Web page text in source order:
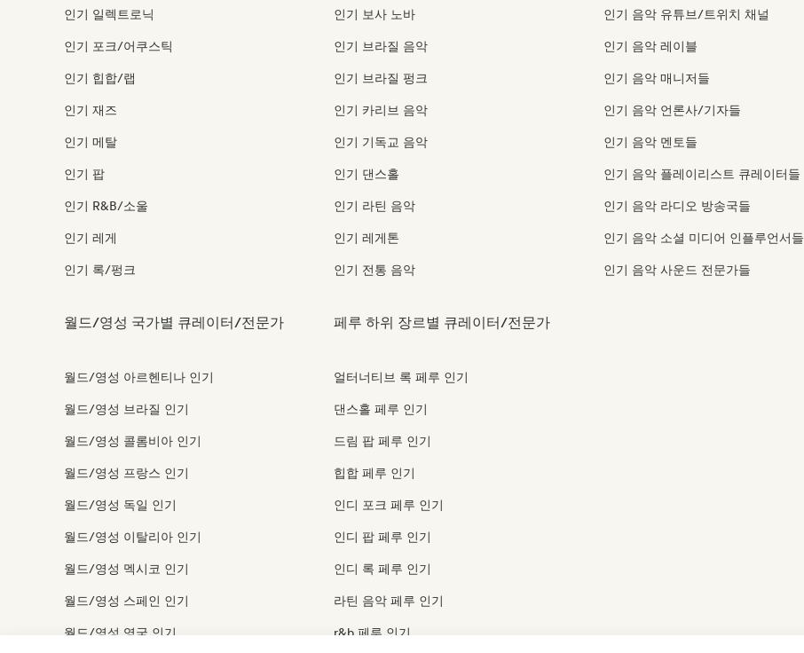
인기 일렉트로닉
인기 포크/어쿠스틱
인기 힙합/랩
인기 재즈
인기 메탈
인기 팝
인기 R&B/소울
인기 레게
인기 록/펑크
인기 보사 노바
인기 브라질 음악
인기 브라질 펑크
인기 카리브 음악
인기 기독교 음악
인기 댄스홀
인기 라틴 음악
인기 레게톤
인기 전통 음악
인기 음악 유튜브/트위치 채널
인기 음악 레이블
인기 음악 매니저들
인기 음악 언론사/기자들
인기 음악 멘토들
인기 음악 플레이리스트 큐레이터들
인기 음악 라디오 방송국들
인기 음악 소셜 미디어 인플루언서들
인기 음악 사운드 전문가들
월드/영성 국가별 큐레이터/전문가
월드/영성 아르헨티나 인기
월드/영성 브라질 인기
월드/영성 콜롬비아 인기
월드/영성 프랑스 인기
월드/영성 독일 인기
월드/영성 이탈리아 인기
월드/영성 멕시코 인기
월드/영성 스페인 인기
월드/영성 영국 인기
페루 하위 장르별 큐레이터/전문가
얼터너티브 록 페루 인기
댄스홀 페루 인기
드림 팝 페루 인기
힙합 페루 인기
인디 포크 페루 인기
인디 팝 페루 인기
인디 록 페루 인기
라틴 음악 페루 인기
r&b 페루 인기